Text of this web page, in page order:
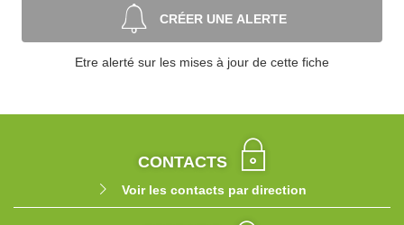
CRÉER UNE ALERTE
Etre alerté sur les mises à jour de cette fiche
CONTACTS
Voir les contacts par direction